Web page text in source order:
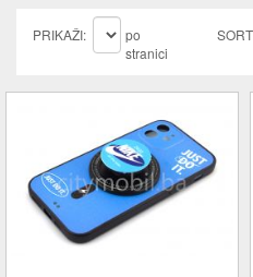
PRIKAŽI:
po
stranici